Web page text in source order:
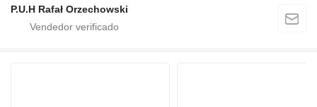
P.U.H Rafał Orzechowski